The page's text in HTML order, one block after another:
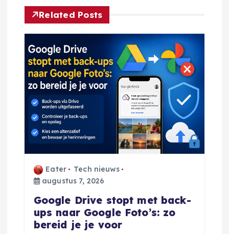
h
t
n
a
Related Posts
Eater
Tech nieuws
augustus 7, 2026
Google Drive stopt met back-
ups naar Google Foto’s: zo
bereid je je voor